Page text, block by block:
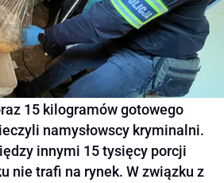
15 kilogramów gotowego
namysłowscy kryminalni.
innymi 15 tysięcy porcji
nie trafi na rynek. W związku z